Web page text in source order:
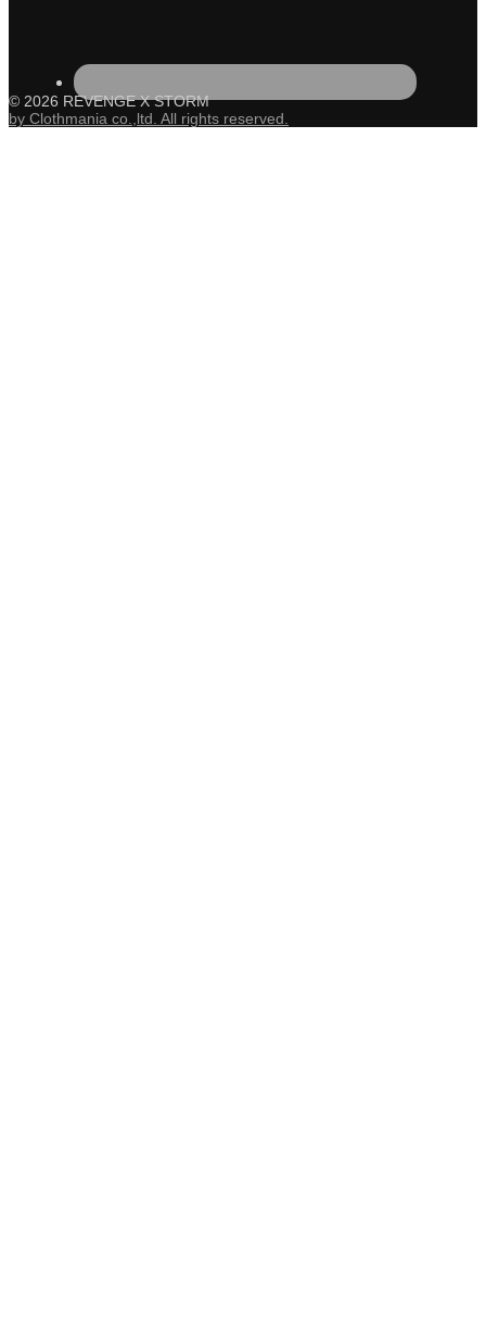
© 2026 REVENGE X STORM
by Clothmania co.,ltd. All rights reserved.